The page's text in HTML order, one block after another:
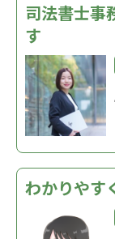
司法書士事
す
わかりやす